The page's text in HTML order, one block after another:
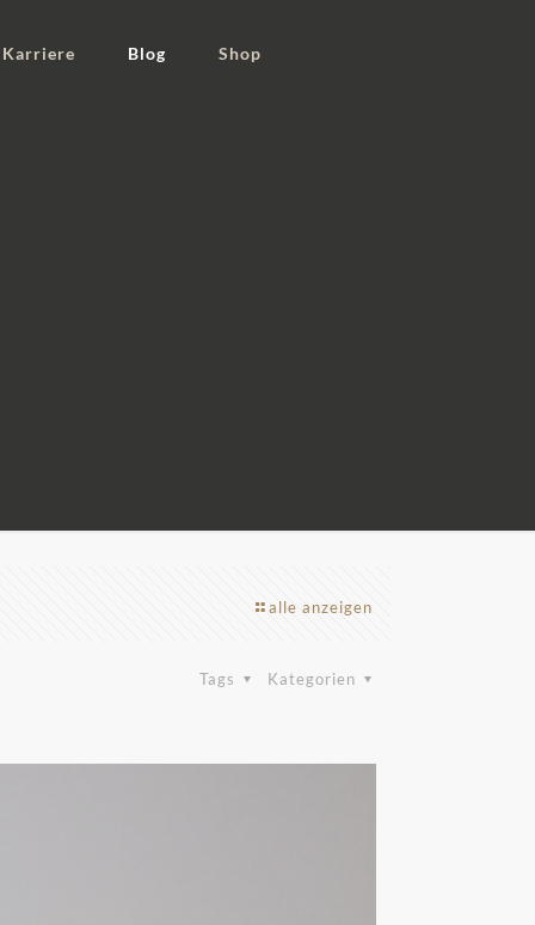
Karriere Blog Shop
alle anzeigen
Kategorien
Tags